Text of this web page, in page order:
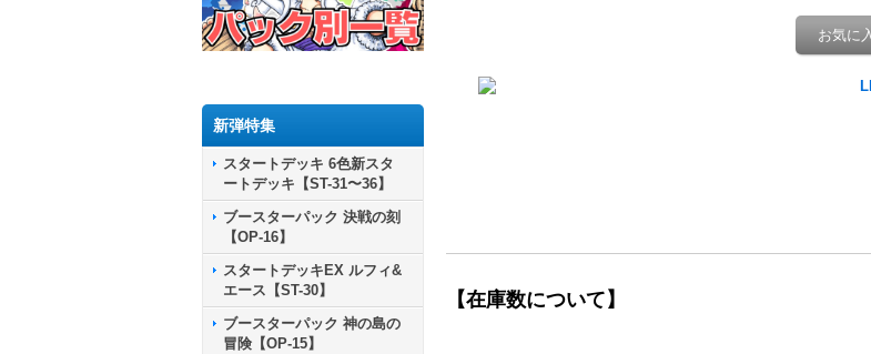
新弾特集
スタートデッキ 6色新スタ
ートデッキ【ST-31〜36】
ブースターパック 決戦の刻
【OP-16】
スタートデッキEX ルフィ&
エース【ST-30】
ブースターパック 神の島の
冒険【OP-15】
お気に
【在庫数について】